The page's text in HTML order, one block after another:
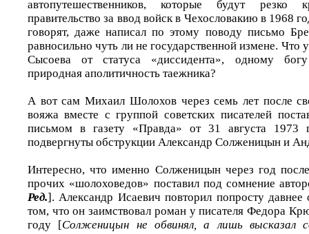
автопутешественников, которые будут резко
правительство за ввод войск в Чехословакию в 1968
говорят, даже написал по этому поводу письмо
равносильно чуть ли не государственной измене. Что
Сысоева от статуса «диссидента», одному
природная аполитичность таежника?
А вот сам Михаил Шолохов через семь лет после
вояжа вместе с группой советских писателей
письмом в газету «Правда» от 31 августа 1973
подвергнуты обструкции Александр Солженицын и
Интересно, что именно Солженицын через год
прочих «шолоховедов» поставил под сомнение
Ред.]. Александр Исаевич повторил попросту
том, что он заимствовал роман у писателя Федора
году [Солженицын не обвинял, а лишь высказал